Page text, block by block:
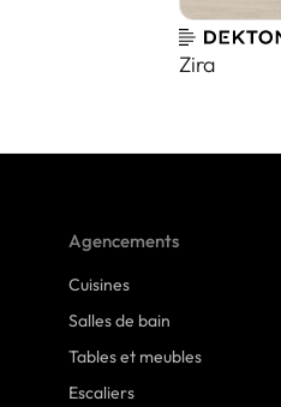
Zira
Agencements
Cuisines
Salles de bain
Tables et meubles
Escaliers